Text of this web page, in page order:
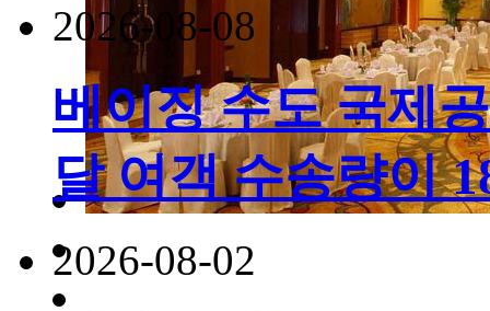
2026-08-08
베이징 수도 국제
달 여객 수송량이
2026-08-02